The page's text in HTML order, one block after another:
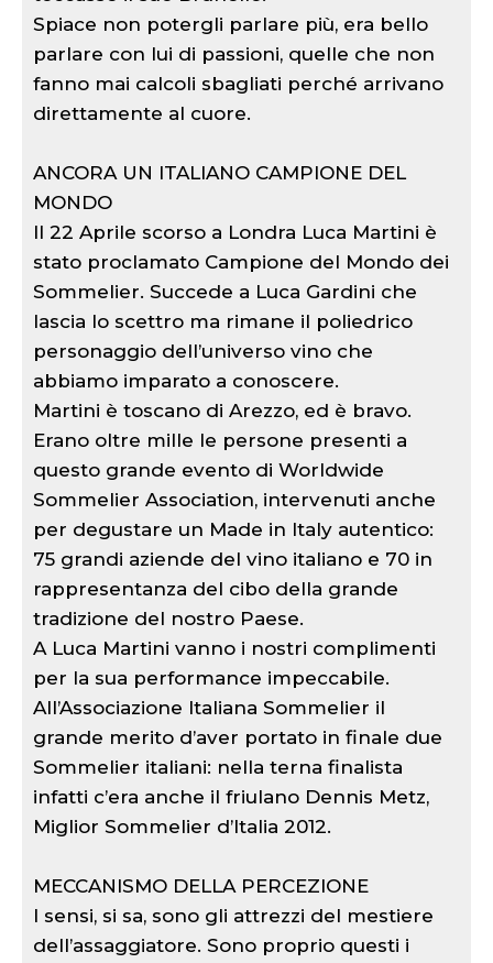
Spiace non potergli parlare più, era bello
parlare con lui di passioni, quelle che non
fanno mai calcoli sbagliati perché arrivano
direttamente al cuore.
ANCORA UN ITALIANO CAMPIONE DEL
MONDO
Il 22 Aprile scorso a Londra Luca Martini è
stato proclamato Campione del Mondo dei
Sommelier. Succede a Luca Gardini che
lascia lo scettro ma rimane il poliedrico
personaggio dell’universo vino che
abbiamo imparato a conoscere.
Martini è toscano di Arezzo, ed è bravo.
Erano oltre mille le persone presenti a
questo grande evento di Worldwide
Sommelier Association, intervenuti anche
per degustare un Made in Italy autentico:
75 grandi aziende del vino italiano e 70 in
rappresentanza del cibo della grande
tradizione del nostro Paese.
A Luca Martini vanno i nostri complimenti
per la sua performance impeccabile.
All’Associazione Italiana Sommelier il
grande merito d’aver portato in finale due
Sommelier italiani: nella terna finalista
infatti c’era anche il friulano Dennis Metz,
Miglior Sommelier d’Italia 2012.
MECCANISMO DELLA PERCEZIONE
I sensi, si sa, sono gli attrezzi del mestiere
dell’assaggiatore. Sono proprio questi i